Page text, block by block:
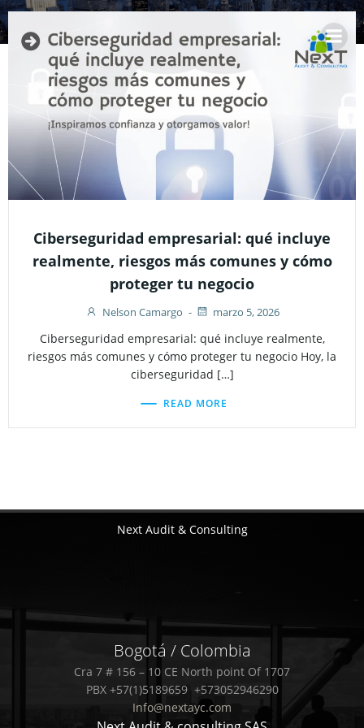
Saltar
contenido
Ciberseguridad empresarial: qué incluye
realmente, riesgos más comunes y cómo
proteger tu negocio
Nelson Camargo - marzo 5, 2026
Ciberseguridad empresarial: qué incluye realmente,
riesgos más comunes y cómo proteger tu negocio Hoy, la
ciberseguridad […]
READ MORE
Next Audit & Consulting
Bogotá / Colombia
Cra 7 # 156 – 10 CE North point Of 1707
PBX +57(1)5189659 +573052946290
Info@nextayc.com